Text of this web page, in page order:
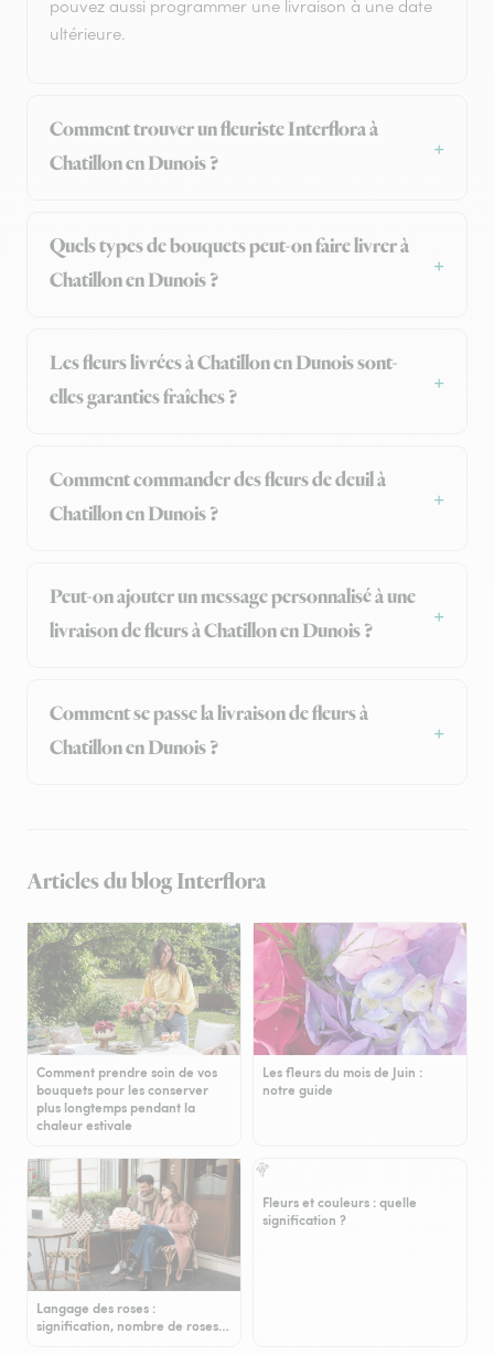
pouvez aussi programmer une livraison à une date
ultérieure.
Comment trouver un fleuriste Interflora à
Chatillon en Dunois ?
Quels types de bouquets peut-on faire livrer à
Chatillon en Dunois ?
Les fleurs livrées à Chatillon en Dunois sont-
elles garanties fraîches ?
Comment commander des fleurs de deuil à
Chatillon en Dunois ?
Peut-on ajouter un message personnalisé à une
livraison de fleurs à Chatillon en Dunois ?
Comment se passe la livraison de fleurs à
Chatillon en Dunois ?
Articles du blog Interflora
Comment prendre soin de vos
bouquets pour les conserver
plus longtemps pendant la
chaleur estivale
Les fleurs du mois de Juin :
notre guide
Langage des roses :
signification, nombre de roses…
Fleurs et couleurs : quelle
signification ?